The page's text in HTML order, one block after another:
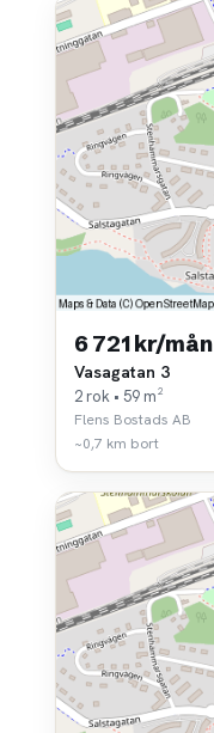
6 721 kr/mån
Vasagatan 3
2 rok • 59 m²
Flens Bostads AB
~0,7 km bort